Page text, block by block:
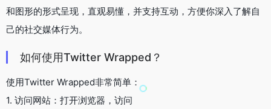
和图形的形式呈现，直观易懂，并支持互动，方便你深入了解自
己的社交媒体行为。
如何使用Twitter Wrapped？
使用Twitter Wrapped非常简单：
1. 访问网站：打开浏览器，访问